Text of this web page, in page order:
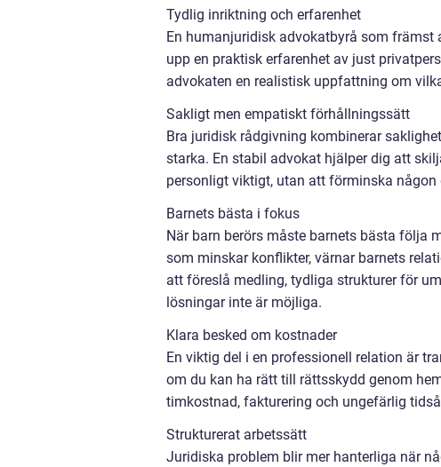
Tydlig inriktning och erfarenhet
En humanjuridisk advokatbyrå som
upp en praktisk erfarenhet av just
advokaten en realistisk uppfattning om
Sakligt men empatiskt förhållningssätt
Bra juridisk rådgivning kombinerar
starka. En stabil advokat hjälper dig att
personligt viktigt, utan att förminska någon
Barnets bästa i fokus
När barn berörs måste barnets bästa följa
som minskar konflikter, värnar barnets
att föreslå medling, tydliga strukturer för
lösningar inte är möjliga.
Klara besked om kostnader
En viktig del i en professionell relation är
om du kan ha rätt till rättsskydd genom
timkostnad, fakturering och ungefärlig
Strukturerat arbetssätt
Juridiska problem blir mer hanterliga när